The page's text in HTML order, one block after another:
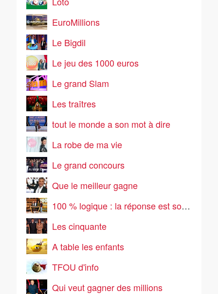
EuroMillions
Le Bigdil
Le jeu des 1000 euros
Le grand Slam
Les traîtres
tout le monde a son mot à dire
La robe de ma vie
Le grand concours
Que le meilleur gagne
100 % logique : la réponse est sous vos yeux
Les cinquante
A table les enfants
TFOU d'info
Qui veut gagner des millions